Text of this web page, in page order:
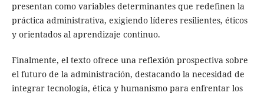
presentan como variables determinantes que redefinen la
práctica administrativa, exigiendo líderes resilientes, éticos
y orientados al aprendizaje continuo.
Finalmente, el texto ofrece una reflexión prospectiva sobre
el futuro de la administración, destacando la necesidad de
integrar tecnología, ética y humanismo para enfrentar los